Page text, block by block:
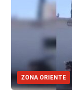
ZONA ORIENTE